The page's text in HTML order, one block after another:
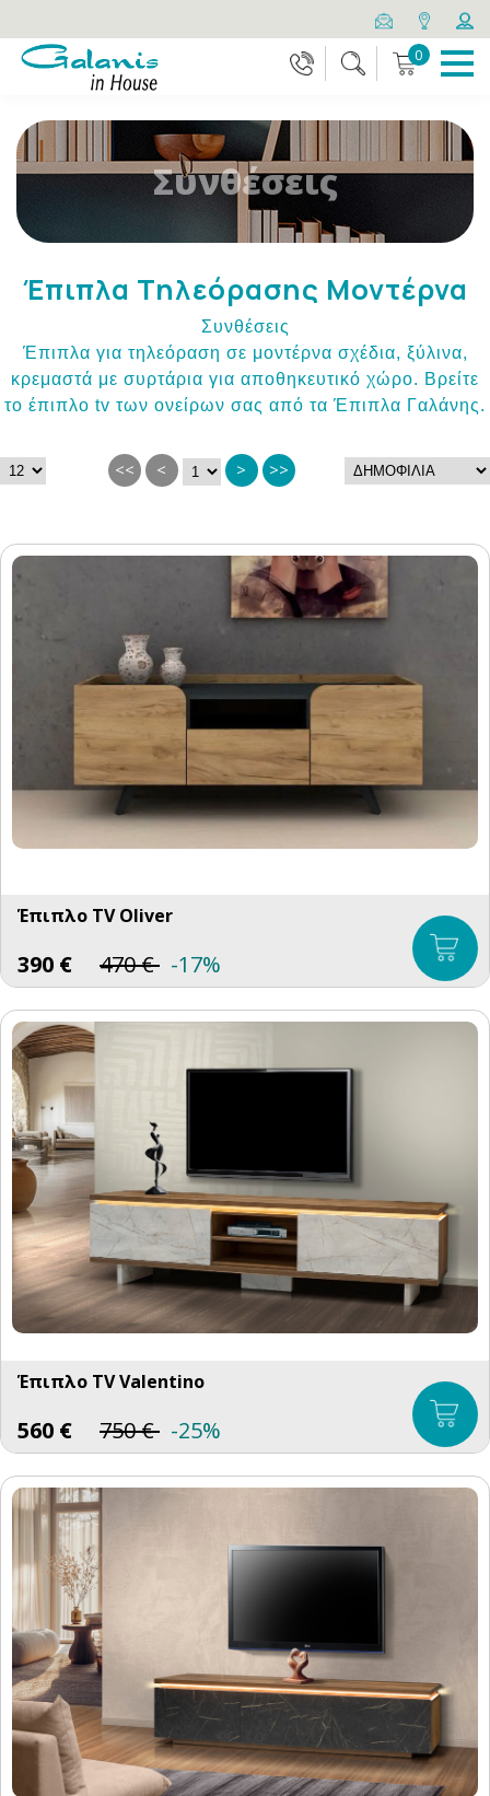
0
Συνθέσεις
Έπιπλα Τηλεόρασης Μοντέρνα
Συνθέσεις
Έπιπλα για τηλεόραση σε μοντέρνα σχέδια, ξύλινα,
κρεμαστά με συρτάρια για αποθηκευτικό χώρο. Βρείτε
το έπιπλο tv των ονείρων σας από τα Έπιπλα Γαλάνης.
<< < > >>
Έπιπλο TV Oliver
390 € 470€ -17%
Έπιπλο TV Valentino
560 € 750€ -25%